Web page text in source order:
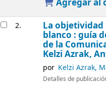
Agregar al
2. La objetividad
blanco : guía
de la
Kelzi Azrak,
por Kelzi Azrak,
Detalles de